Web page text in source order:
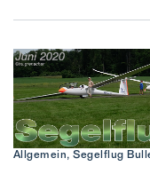
Allgemein, Segelflug